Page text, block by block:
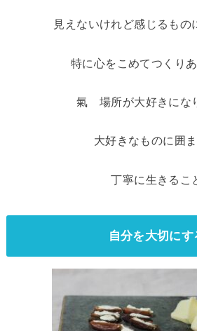
見えないけれど感じるもの
特に心をこめてつくり
氣 場所が大好きにな
大好きなものに囲
丁寧に生きるこ
自分を大切にす